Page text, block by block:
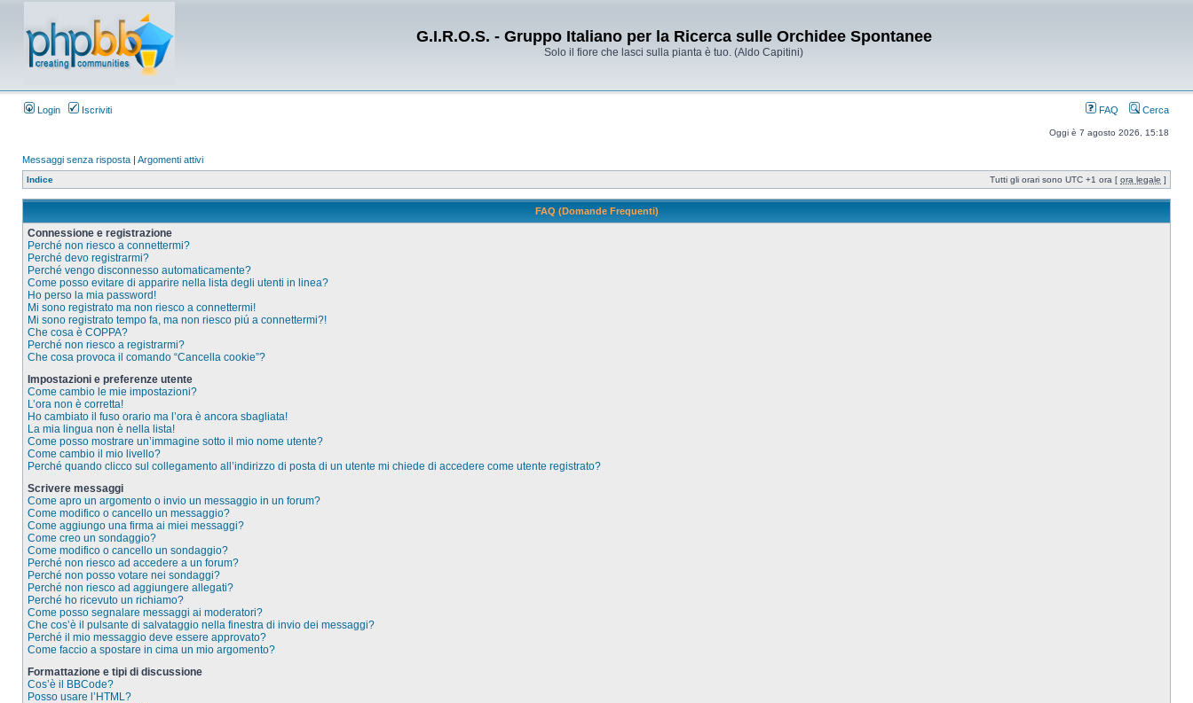
G.I.R.O.S. - Gruppo Italiano per la Ricerca sulle Orchidee Spontanee
Solo il fiore che lasci sulla pianta è tuo. (Aldo Capitini)
Login Iscriviti FAQ Cerca
Oggi è 7 agosto 2026, 15:18
Messaggi senza risposta | Argomenti attivi
Indice Tutti gli orari sono UTC +1 ora [ ora legale ]
FAQ (Domande Frequenti)
Connessione e registrazione
Perché non riesco a connettermi?
Perché devo registrarmi?
Perché vengo disconnesso automaticamente?
Come posso evitare di apparire nella lista degli utenti in linea?
Ho perso la mia password!
Mi sono registrato ma non riesco a connettermi!
Mi sono registrato tempo fa, ma non riesco piú a connettermi?!
Che cosa è COPPA?
Perché non riesco a registrarmi?
Che cosa provoca il comando “Cancella cookie”?
Impostazioni e preferenze utente
Come cambio le mie impostazioni?
L’ora non è corretta!
Ho cambiato il fuso orario ma l’ora è ancora sbagliata!
La mia lingua non è nella lista!
Come posso mostrare un’immagine sotto il mio nome utente?
Come cambio il mio livello?
Perché quando clicco sul collegamento all’indirizzo di posta di un utente mi chiede di accedere come utente registrato?
Scrivere messaggi
Come apro un argomento o invio un messaggio in un forum?
Come modifico o cancello un messaggio?
Come aggiungo una firma ai miei messaggi?
Come creo un sondaggio?
Come modifico o cancello un sondaggio?
Perché non riesco ad accedere a un forum?
Perché non posso votare nei sondaggi?
Perché non riesco ad aggiungere allegati?
Perché ho ricevuto un richiamo?
Come posso segnalare messaggi ai moderatori?
Che cos’è il pulsante di salvataggio nella finestra di invio dei messaggi?
Perché il mio messaggio deve essere approvato?
Come faccio a spostare in cima un mio argomento?
Formattazione e tipi di discussione
Cos’è il BBCode?
Posso usare l’HTML?